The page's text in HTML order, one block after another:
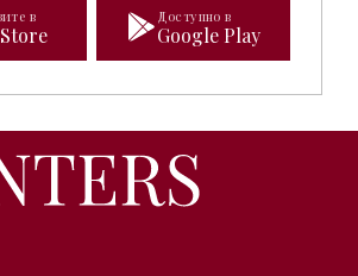
в Доступно в
Google Play